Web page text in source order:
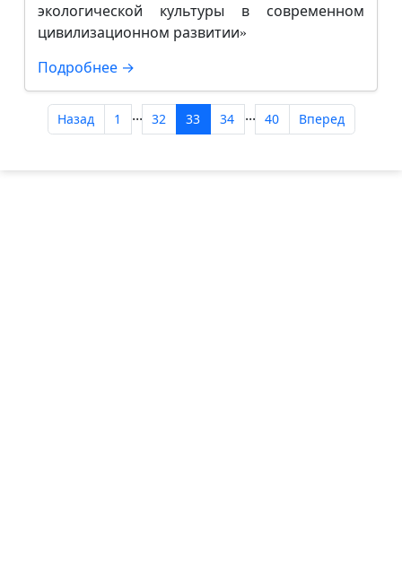
экологической культуры в современном
цивилизационном развитии»
Подробнее →
Назад 1 ... 32 33 34 ... 40 Вперед